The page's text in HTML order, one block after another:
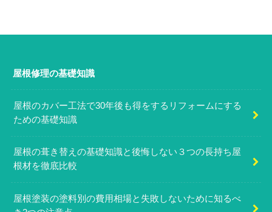
屋根修理の基礎知識
屋根のカバー工法で30年後も得をするリフォームにする
ための基礎知識
屋根の葺き替えの基礎知識と後悔しない３つの長持ち屋
根材を徹底比較
屋根塗装の塗料別の費用相場と失敗しないために知るべ